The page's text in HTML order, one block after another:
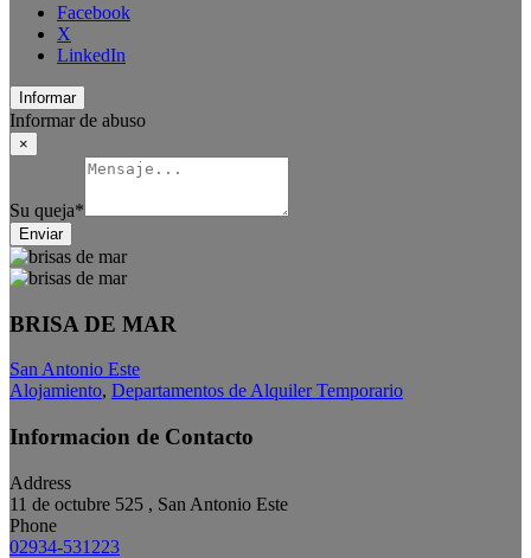
Facebook
X
LinkedIn
Informar
Informar de abuso
×
Su queja*
Enviar
BRISA DE MAR
San Antonio Este
Alojamiento, Departamentos de Alquiler Temporario
Informacion de Contacto
Address
11 de octubre 525 , San Antonio Este
Phone
02934-531223